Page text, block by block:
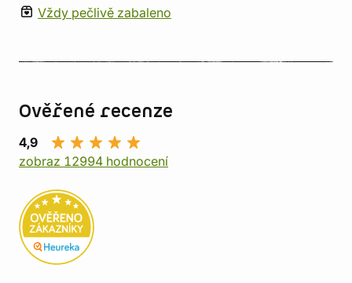
Vždy pečlivě zabaleno
Ověřené recenze
4,9
zobraz 12994 hodnocení